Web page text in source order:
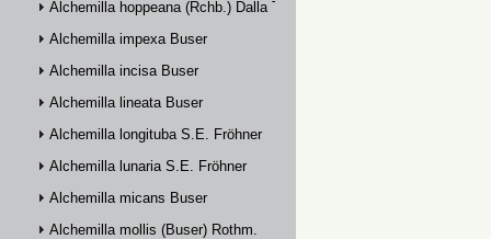
Alchemilla hoppeana (Rchb.) Dalla Torre
Alchemilla impexa Buser
Alchemilla incisa Buser
Alchemilla lineata Buser
Alchemilla longituba S.E. Fröhner
Alchemilla lunaria S.E. Fröhner
Alchemilla micans Buser
Alchemilla mollis (Buser) Rothm.